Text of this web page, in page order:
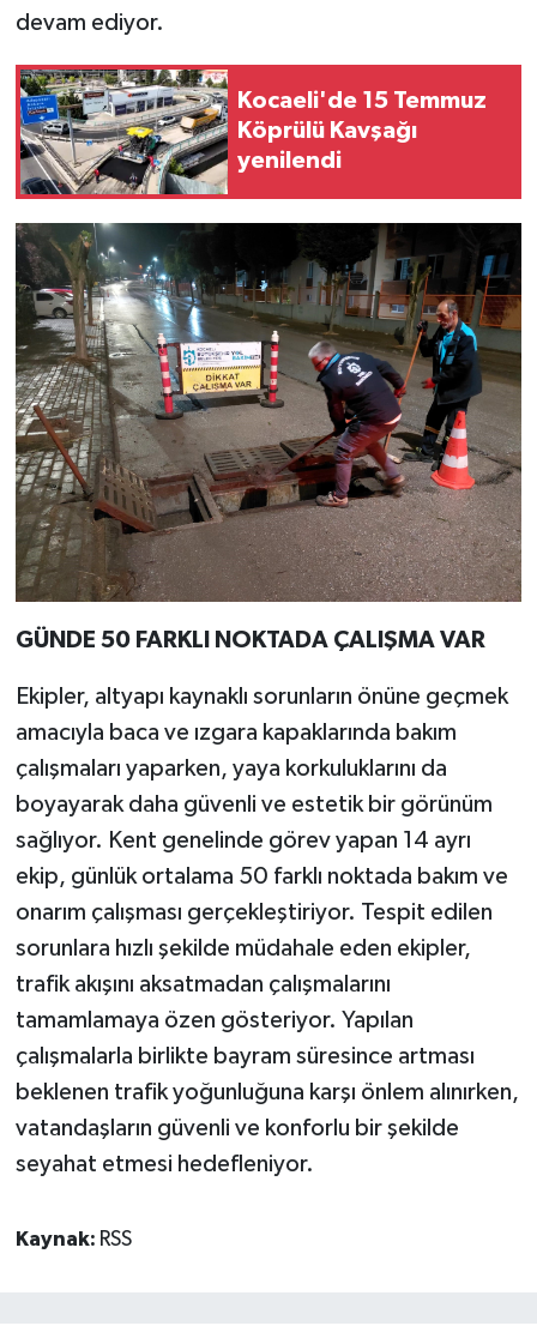
devam ediyor.
Kocaeli'de 15 Temmuz
Köprülü Kavşağı
yenilendi
GÜNDE 50 FARKLI NOKTADA ÇALIŞMA VAR
Ekipler, altyapı kaynaklı sorunların önüne geçmek
amacıyla baca ve ızgara kapaklarında bakım
çalışmaları yaparken, yaya korkuluklarını da
boyayarak daha güvenli ve estetik bir görünüm
sağlıyor. Kent genelinde görev yapan 14 ayrı
ekip, günlük ortalama 50 farklı noktada bakım ve
onarım çalışması gerçekleştiriyor. Tespit edilen
sorunlara hızlı şekilde müdahale eden ekipler,
trafik akışını aksatmadan çalışmalarını
tamamlamaya özen gösteriyor. Yapılan
çalışmalarla birlikte bayram süresince artması
beklenen trafik yoğunluğuna karşı önlem alınırken,
vatandaşların güvenli ve konforlu bir şekilde
seyahat etmesi hedefleniyor.
Kaynak: RSS